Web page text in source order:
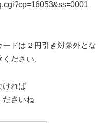
ドは２円引き対象外とな
ださい。
ければ
ださいね